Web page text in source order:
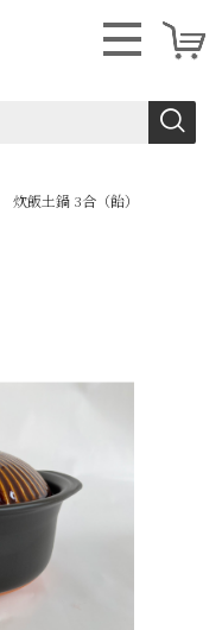
飯土鍋 3合（飴）